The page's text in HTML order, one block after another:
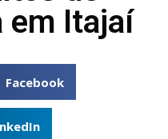
em Itajaí
Facebook